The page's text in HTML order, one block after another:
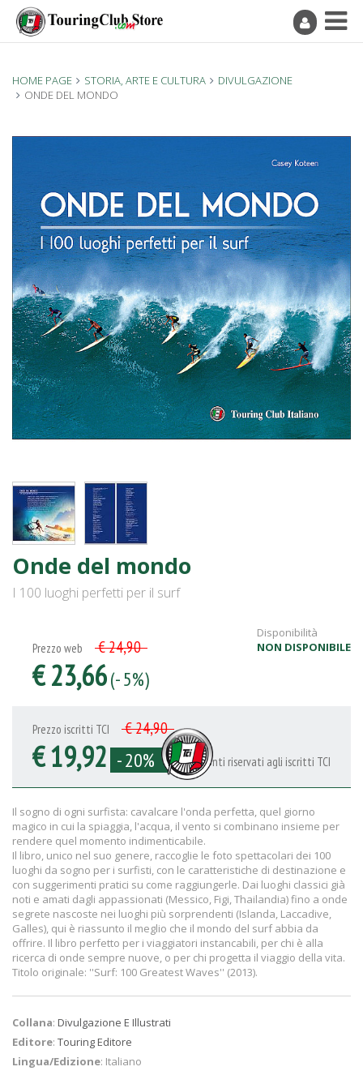
HOME PAGE STORIA, ARTE E CULTURA
DIVULGAZIONE
ONDE DEL MONDO
Onde del mondo
I 100 luoghi perfetti per il surf
Disponibilità
NON DISPONIBILE
Prezzo web € 24,90
€ 23,66(- 5%)
Prezzo iscritti TCI € 24,90
€ 19,92 - 20% Sconti riservati agli iscritti TCI
Il sogno di ogni surfista: cavalcare l'onda perfetta, quel giorno
magico in cui la spiaggia, l'acqua, il vento si combinano insieme per
rendere quel momento indimenticabile.
Il libro, unico nel suo genere, raccoglie le foto spettacolari dei 100
luoghi da sogno per i surfisti, con le caratteristiche di destinazione e
con suggerimenti pratici su come raggiungerle. Dai luoghi classici già
noti e amati dagli appassionati (Messico, Figi, Thailandia) fino a onde
segrete nascoste nei luoghi più sorprendenti (Islanda, Laccadive,
Galles), qui è riassunto il meglio che il mondo del surf abbia da
offrire. Il libro perfetto per i viaggiatori instancabili, per chi è alla
ricerca di onde sempre nuove, o per chi progetta il viaggio della vita.
Titolo originale: ''Surf: 100 Greatest Waves'' (2013).
Collana: Divulgazione E Illustrati
Editore: Touring Editore
Lingua/Edizione: Italiano